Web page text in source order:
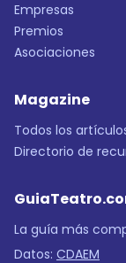
Empresas
Premios
Asociaciones
Magazine
Todos los
Directorio de
La guía más
Datos: CDAEM